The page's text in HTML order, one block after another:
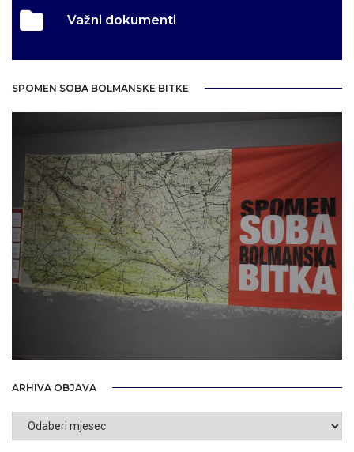
Važni dokumenti
SPOMEN SOBA BOLMANSKE BITKE
ARHIVA OBJAVA
Arhiva
objava